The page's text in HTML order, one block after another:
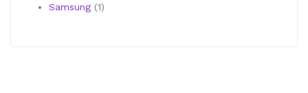
producto
Samsung 11